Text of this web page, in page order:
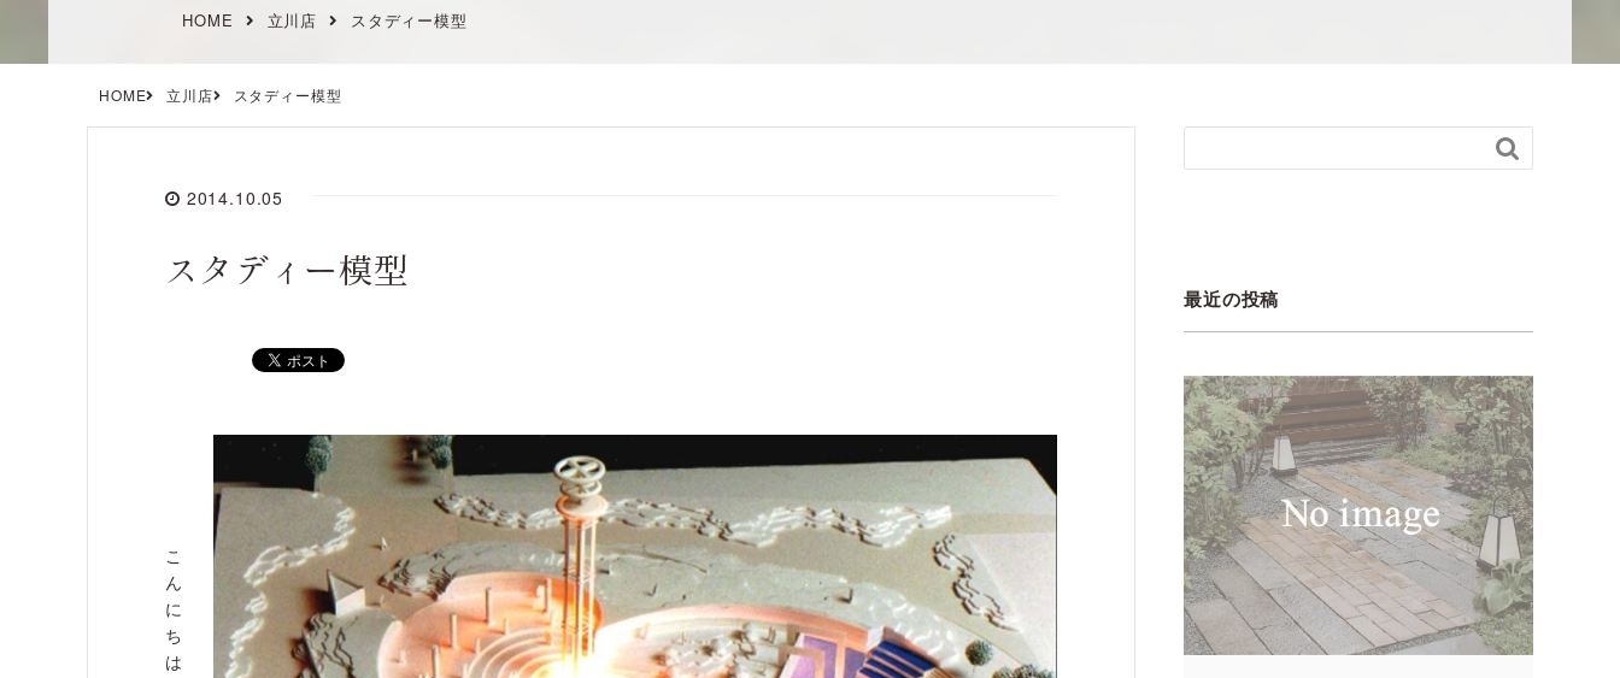
HOME 立川店 スタディー模型
HOME 立川店 スタディー模型
2014.10.05
スタディー模型
こ
ん
に
ち
は

最近の投稿